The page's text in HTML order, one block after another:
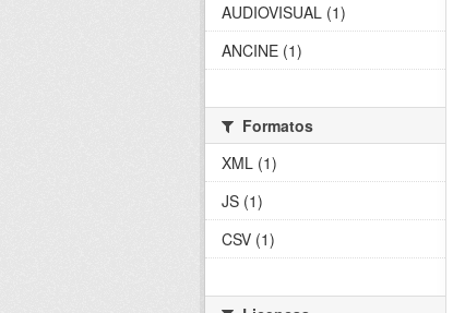
AUDIOVISUAL (1)
ANCINE (1)
Formatos
XML (1)
JS (1)
CSV (1)